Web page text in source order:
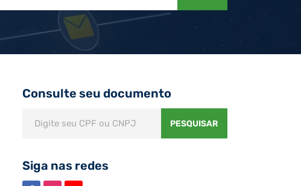
Consulte seu documento
PESQUISAR
Siga nas redes